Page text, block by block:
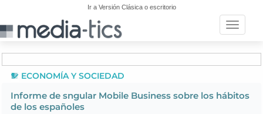
Ir a Versión Clásica o escritorio
Toggle
ECONOMÍA Y SOCIEDAD
Informe de sngular Mobile Business sobre los hábitos
de los españoles